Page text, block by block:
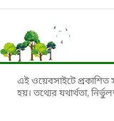
এই ওয়েবসাইটে প্রকাশিত
হয়। তথ্যের যথার্থতা,